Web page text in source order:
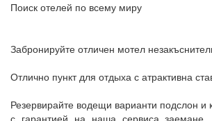
Поиск отелей по всему миру
Забронируйте отличен мотел
Отлично пункт для отдыха с атрактивна
Резервирайте водещи варианти подслон и